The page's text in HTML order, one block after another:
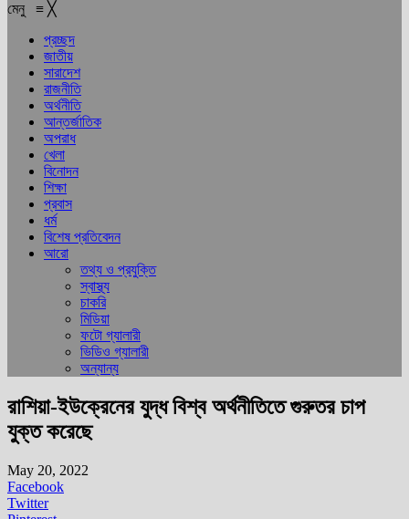
মেনু ≡ ╳
প্রচ্ছদ
জাতীয়
সারাদেশ
রাজনীতি
অর্থনীতি
আন্তর্জাতিক
অপরাধ
খেলা
বিনোদন
শিক্ষা
প্রবাস
ধর্ম
বিশেষ প্রতিবেদন
আরো
তথ্য ও প্রযুক্তি
স্বাস্থ্য
চাকরি
মিডিয়া
ফটো গ্যালারী
ভিডিও গ্যালারী
অন্যান্য
রাশিয়া-ইউক্রেনের যুদ্ধ বিশ্ব অর্থনীতিতে গুরুতর চাপ
যুক্ত করেছে
May 20, 2022
Facebook
Twitter